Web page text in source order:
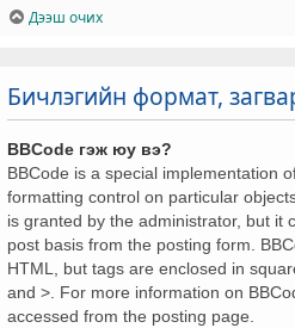
Дээш очих
Бичлэгийн формат,
BBCode гэж юу вэ?
BBCode is a special implementation
formatting control on particular
is granted by the administrator, but it
post basis from the posting form.
HTML, but tags are enclosed in
and >. For more information on
accessed from the posting page.